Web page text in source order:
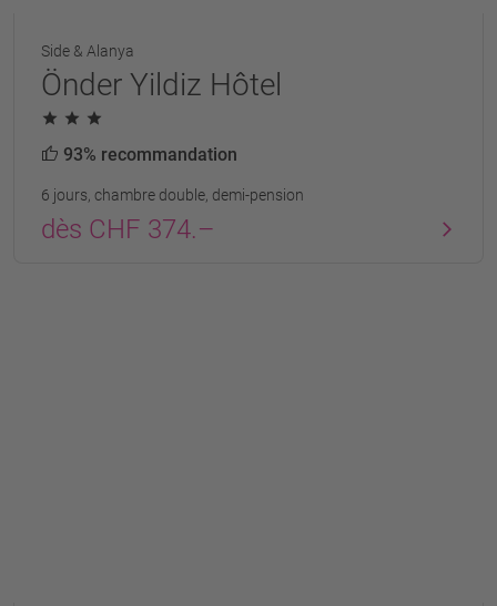
Side & Alanya
Önder Yildiz Hôtel
93% recommandation
6 jours, chambre double, demi-pension
dès CHF 374.–